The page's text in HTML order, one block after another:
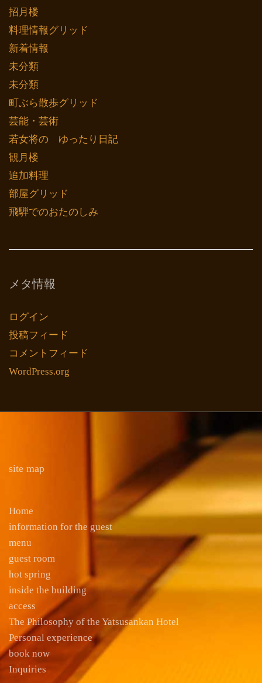
招月楼
料理情報グリッド
新着情報
未分類
未分類
町ぶら散歩グリッド
芸能・芸術
若女将の ゆったり日記
観月楼
追加料理
部屋グリッド
飛騨でのおたのしみ
メタ情報
ログイン
投稿フィード
コメントフィード
WordPress.org
site map
Home
information for the guest
menu
guest room
hot spring
inside the building
access
The Philosophy of the Yatsusankan Hotel
Personal experience
book now
Inquiries